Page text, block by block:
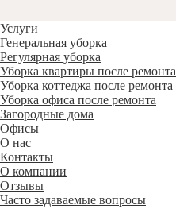
Услуги
Генеральная уборка
Регулярная уборка
Уборка квартиры после ремонта
Уборка коттеджа после ремонта
Уборка офиса после ремонта
Загородные дома
Офисы
О нас
Контакты
О компании
Отзывы
Часто задаваемые вопросы